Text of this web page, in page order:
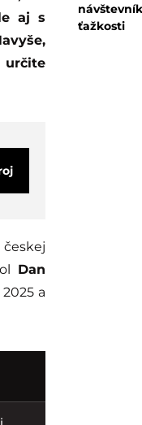
aj s
určite
Dan
a
ťažkosti